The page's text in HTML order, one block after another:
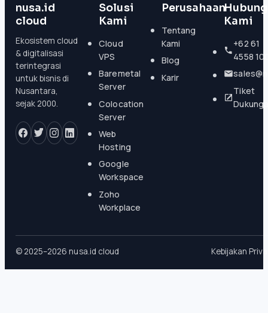
nusa.id
cloud
Ekosistem cloud
& digitalisasi
terintegrasi
untuk bisnis di
Nusantara,
sejak 2000.
Solusi
Kami
Cloud
VPS
Baremetal
Server
Colocation
Server
Web
Hosting
Google
Workspace
Zoho
Workplace
Perusahaan
Tentang
Kami
Blog
Karir
Kami
+62 61
4558
Tiket
© 2025–2026 nusa.id cloud Kebijakan